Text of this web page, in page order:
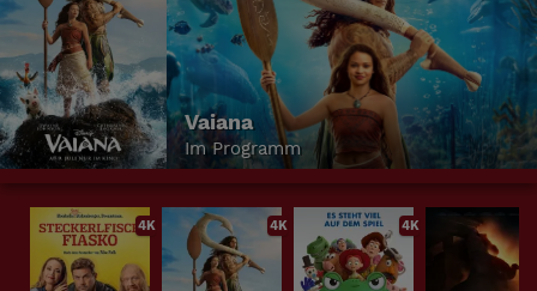
Vaiana
Im Programm
4K 4K 4K